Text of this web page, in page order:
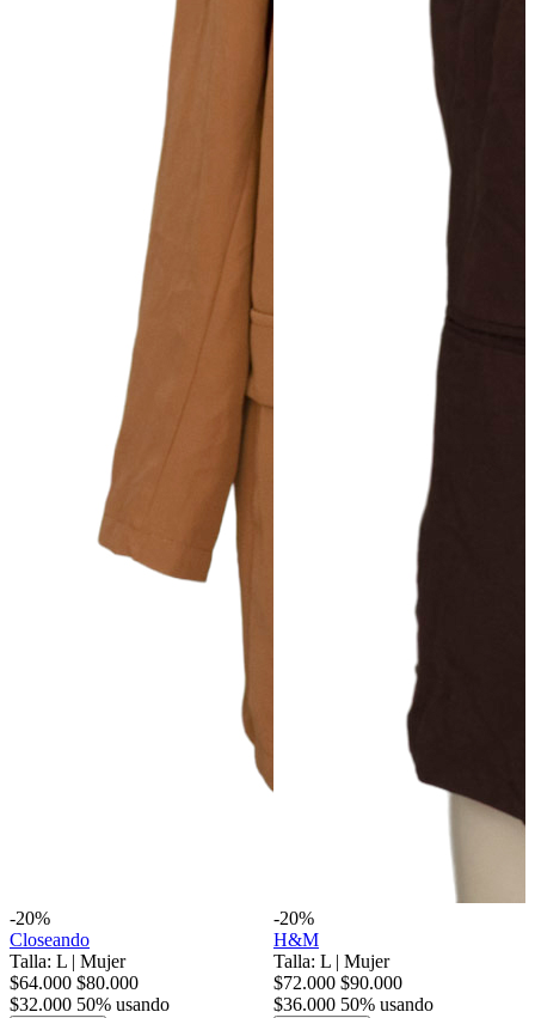
-20%
Closeando
Talla: L | Mujer
$64.000 $80.000
$32.000 50% usando
-20%
H&M
Talla: L | Mujer
$72.000 $90.000
$36.000 50% usando